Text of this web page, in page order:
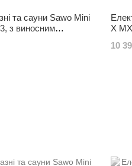
та сауни Sawo Mini
з виносним
X
10